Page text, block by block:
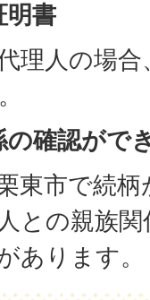
明書
理人の場
の確認がで
東市で続
との親族
あります。